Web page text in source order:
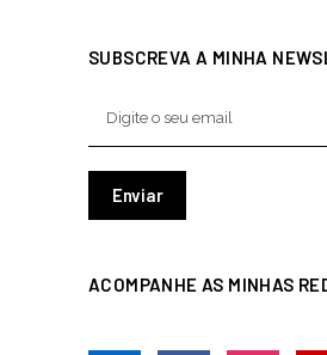
SUBSCREVA A MINHA
ACOMPANHE AS MINHAS